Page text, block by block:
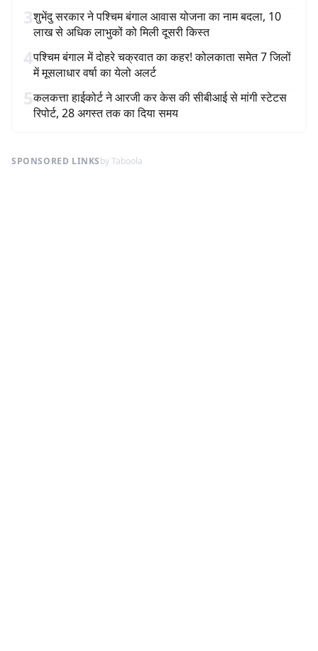
3शुभेंदु सरकार ने पश्चिम बंगाल आवास योजना का नाम बदला, 10
लाख से अधिक लाभुकों को मिली दूसरी किस्त
4पश्चिम बंगाल में दोहरे चक्रवात का कहर! कोलकाता समेत 7 जिलों
में मूसलाधार वर्षा का येलो अलर्ट
5कलकत्ता हाईकोर्ट ने आरजी कर केस की सीबीआई से मांगी स्टेटस
रिपोर्ट, 28 अगस्त तक का दिया समय
SPONSORED LINKSby Taboola